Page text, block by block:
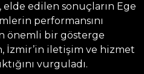
elde edilen sonuçların Ege
performansını
önemli bir gösterge
İzmir’in iletişim ve hizmet
vurguladı.